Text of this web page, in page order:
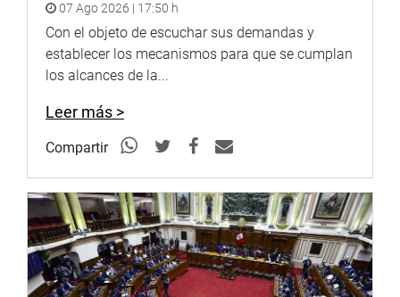
07 Ago 2026 | 17:50 h
Con el objeto de escuchar sus demandas y
establecer los mecanismos para que se cumplan
los alcances de la...
Leer más >
Compartir